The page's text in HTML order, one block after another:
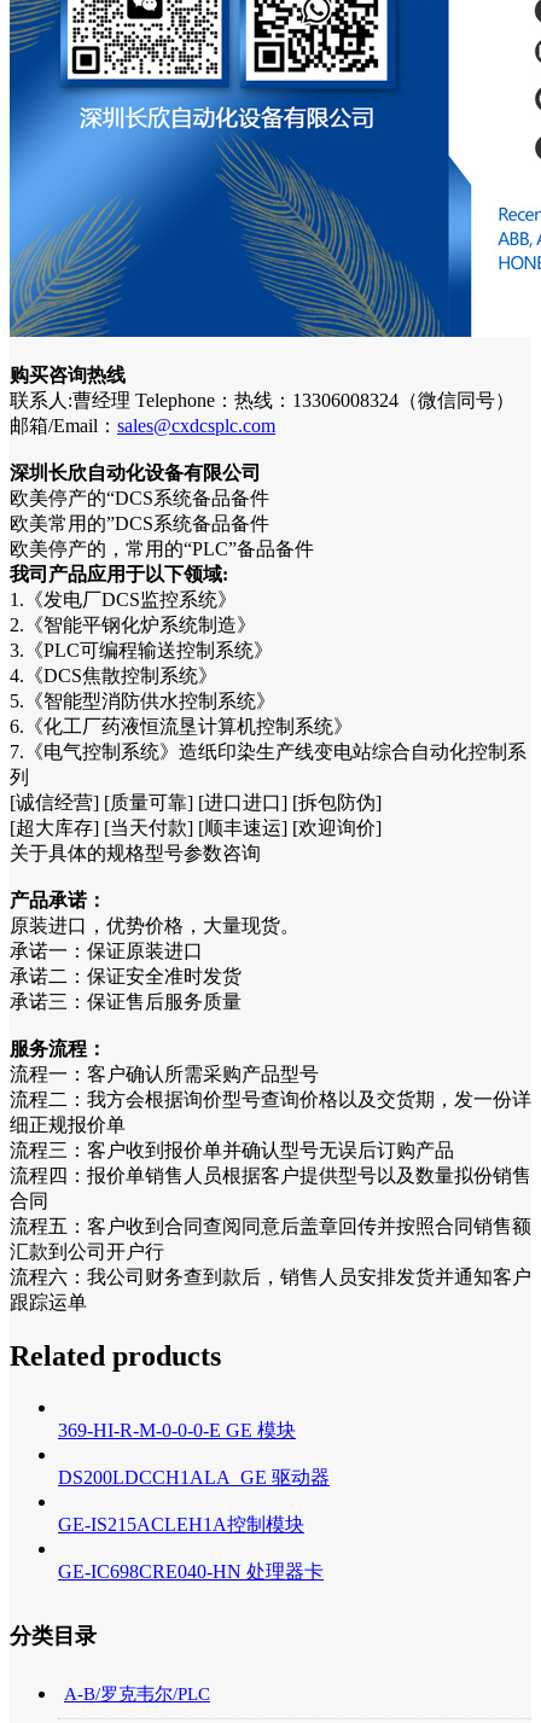
购买咨询热线
联系人:曹经理 Telephone：热线：13306008324（微信同号）
邮箱/Email： sales@cxdcsplc.com
深圳长欣自动化设备有限公司
欧美停产的“DCS系统备品备件
欧美常用的”DCS系统备品备件
欧美停产的，常用的“PLC”备品备件
我司产品应用于以下领域:
1.《发电厂DCS监控系统》
2.《智能平钢化炉系统制造》
3.《PLC可编程输送控制系统》
4.《DCS焦散控制系统》
5.《智能型消防供水控制系统》
6.《化工厂药液恒流垦计算机控制系统》
7.《电气控制系统》造纸印染生产线变电站综合自动化控制系
列
[诚信经营] [质量可靠] [进口进口] [拆包防伪]
[超大库存] [当天付款] [顺丰速运] [欢迎询价]
关于具体的规格型号参数咨询
产品承诺：
原装进口，优势价格，大量现货。
承诺一：保证原装进口
承诺二：保证安全准时发货
承诺三：保证售后服务质量
服务流程：
流程一：客户确认所需采购产品型号
流程二：我方会根据询价型号查询价格以及交货期，发一份详
细正规报价单
流程三：客户收到报价单并确认型号无误后订购产品
流程四：报价单销售人员根据客户提供型号以及数量拟份销售
合同
流程五：客户收到合同查阅同意后盖章回传并按照合同销售额
汇款到公司开户行
流程六：我公司财务查到款后，销售人员安排发货并通知客户
跟踪运单
Related products
369-HI-R-M-0-0-0-E GE 模块
DS200LDCCH1ALA GE 驱动器
GE-IS215ACLEH1A控制模块
GE-IC698CRE040-HN 处理器卡
分类目录
A-B/罗克韦尔/PLC